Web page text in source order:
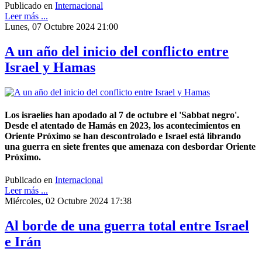
Publicado en Internacional
Leer más ...
Lunes, 07 Octubre 2024 21:00
A un año del inicio del conflicto entre
Israel y Hamas
Los israelíes han apodado al 7 de octubre el 'Sabbat negro'.
Desde el atentado de Hamás en 2023, los acontecimientos en
Oriente Próximo se han descontrolado e Israel está librando
una guerra en siete frentes que amenaza con desbordar Oriente
Próximo.
Publicado en Internacional
Leer más ...
Miércoles, 02 Octubre 2024 17:38
Al borde de una guerra total entre Israel
e Irán